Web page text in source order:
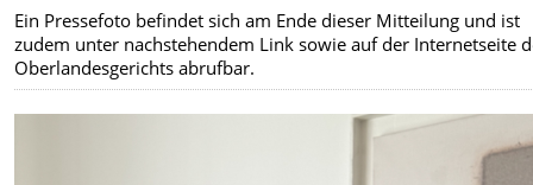
Ein Pressefoto befindet sich am Ende dieser Mitteilung und ist
zudem unter nachstehendem Link sowie auf der Internetseite
Oberlandesgerichts abrufbar.